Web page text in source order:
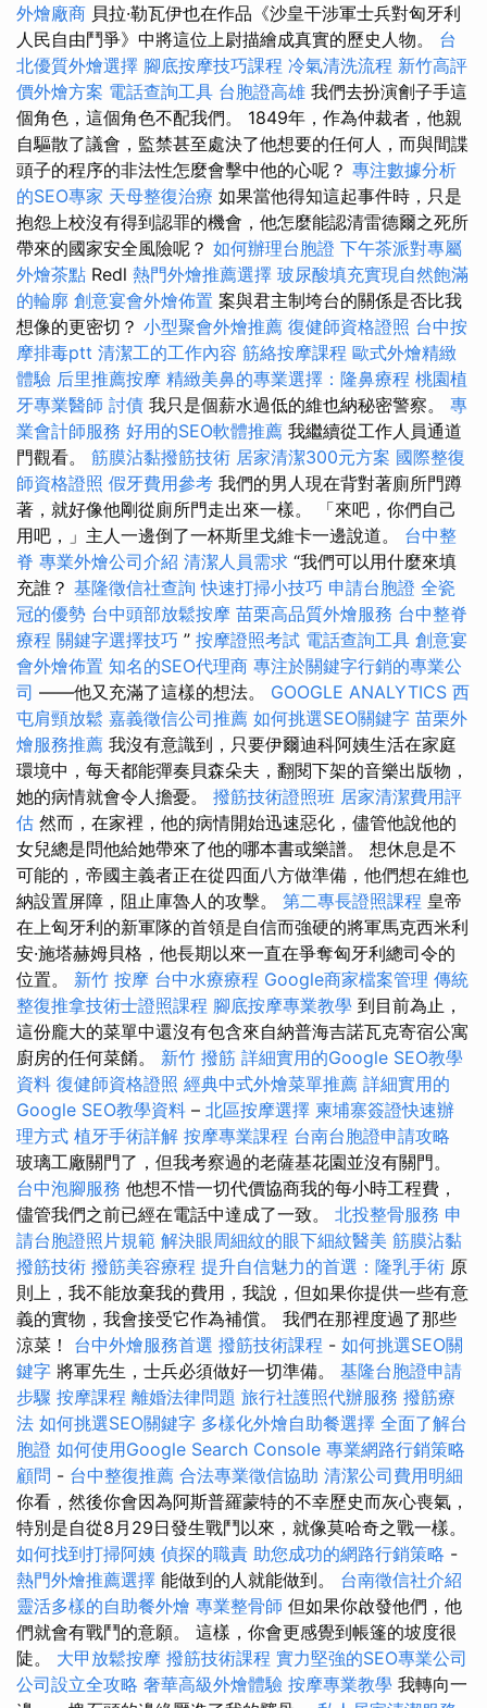
外燴廠商 貝拉·勒瓦伊也在作品《沙皇干涉軍士兵對匈牙利
人民自由鬥爭》中將這位上尉描繪成真實的歷史人物。 台
北優質外燴選擇 腳底按摩技巧課程 冷氣清洗流程 新竹高評
價外燴方案 電話查詢工具 台胞證高雄 我們去扮演劊子手這
個角色，這個角色不配我們。 1849年，作為仲裁者，他親
自驅散了議會，監禁甚至處決了他想要的任何人，而與間諜
頭子的程序的非法性怎麼會擊中他的心呢？ 專注數據分析
的SEO專家 天母整復治療 如果當他得知這起事件時，只是
抱怨上校沒有得到認罪的機會，他怎麼能認清雷德爾之死所
帶來的國家安全風險呢？ 如何辦理台胞證 下午茶派對專屬
外燴茶點 Redl 熱門外燴推薦選擇 玻尿酸填充實現自然飽滿
的輪廓 創意宴會外燴佈置 案與君主制垮台的關係是否比我
想像的更密切？ 小型聚會外燴推薦 復健師資格證照 台中按
摩排毒ptt 清潔工的工作內容 筋絡按摩課程 歐式外燴精緻
體驗 后里推薦按摩 精緻美鼻的專業選擇：隆鼻療程 桃園植
牙專業醫師 討債 我只是個薪水過低的維也納秘密警察。 專
業會計師服務 好用的SEO軟體推薦 我繼續從工作人員通道
門觀看。 筋膜沾黏撥筋技術 居家清潔300元方案 國際整復
師資格證照 假牙費用參考 我們的男人現在背對著廁所門蹲
著，就好像他剛從廁所門走出來一樣。 「來吧，你們自己
用吧，」主人一邊倒了一杯斯里戈維卡一邊說道。 台中整
脊 專業外燴公司介紹 清潔人員需求 “我們可以用什麼來填
充誰？ 基隆徵信社查詢 快速打掃小技巧 申請台胞證 全瓷
冠的優勢 台中頭部放鬆按摩 苗栗高品質外燴服務 台中整脊
療程 關鍵字選擇技巧 ” 按摩證照考試 電話查詢工具 創意宴
會外燴佈置 知名的SEO代理商 專注於關鍵字行銷的專業公
司 ——他又充滿了這樣的想法。 GOOGLE ANALYTICS 西
屯肩頸放鬆 嘉義徵信公司推薦 如何挑選SEO關鍵字 苗栗外
燴服務推薦 我沒有意識到，只要伊爾迪科阿姨生活在家庭
環境中，每天都能彈奏貝森朵夫，翻閱下架的音樂出版物，
她的病情就會令人擔憂。 撥筋技術證照班 居家清潔費用評
估 然而，在家裡，他的病情開始迅速惡化，儘管他說他的
女兒總是問他給她帶來了他的哪本書或樂譜。 想休息是不
可能的，帝國主義者正在從四面八方做準備，他們想在維也
納設置屏障，阻止庫魯人的攻擊。 第二專長證照課程 皇帝
在上匈牙利的新軍隊的首領是自信而強硬的將軍馬克西米利
安·施塔赫姆貝格，他長期以來一直在爭奪匈牙利總司令的
位置。 新竹 按摩 台中水療療程 Google商家檔案管理 傳統
整復推拿技術士證照課程 腳底按摩專業教學 到目前為止，
這份龐大的菜單中還沒有包含來自納普海吉諾瓦克寄宿公寓
廚房的任何菜餚。 新竹 撥筋 詳細實用的Google SEO教學
資料 復健師資格證照 經典中式外燴菜單推薦 詳細實用的
Google SEO教學資料 – 北區按摩選擇 柬埔寨簽證快速辦
理方式 植牙手術詳解 按摩專業課程 台南台胞證申請攻略
玻璃工廠關門了，但我考察過的老薩基花園並沒有關門。
台中泡腳服務 他想不惜一切代價協商我的每小時工程費，
儘管我們之前已經在電話中達成了一致。 北投整骨服務 申
請台胞證照片規範 解決眼周細紋的眼下細紋醫美 筋膜沾黏
撥筋技術 撥筋美容療程 提升自信魅力的首選：隆乳手術 原
則上，我不能放棄我的費用，我說，但如果你提供一些有意
義的實物，我會接受它作為補償。 我們在那裡度過了那些
涼菜！ 台中外燴服務首選 撥筋技術課程 - 如何挑選SEO關
鍵字 將軍先生，士兵必須做好一切準備。 基隆台胞證申請
步驟 按摩課程 離婚法律問題 旅行社護照代辦服務 撥筋療
法 如何挑選SEO關鍵字 多樣化外燴自助餐選擇 全面了解台
胞證 如何使用Google Search Console 專業網路行銷策略
顧問 - 台中整復推薦 合法專業徵信協助 清潔公司費用明細
你看，然後你會因為阿斯普羅蒙特的不幸歷史而灰心喪氣，
特別是自從8月29日發生戰鬥以來，就像莫哈奇之戰一樣。
如何找到打掃阿姨 偵探的職責 助您成功的網路行銷策略 -
熱門外燴推薦選擇 能做到的人就能做到。 台南徵信社介紹
靈活多樣的自助餐外燴 專業整骨師 但如果你啟發他們，他
們就會有戰鬥的意願。 這樣，你會更感覺到帳篷的坡度很
陡。 大甲放鬆按摩 撥筋技術課程 實力堅強的SEO專業公司
公司設立全攻略 奢華高級外燴體驗 按摩專業教學 我轉向一